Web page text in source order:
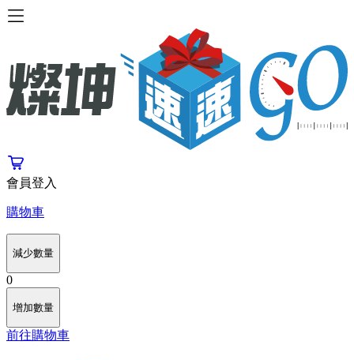
會員登入
購物車
減少數量
0
增加數量
前往購物車